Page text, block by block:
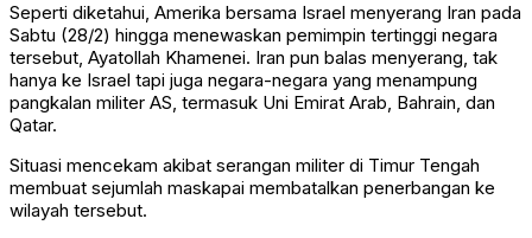
Seperti diketahui, Amerika bersama Israel menyerang Iran pada
Sabtu (28/2) hingga menewaskan pemimpin tertinggi negara
tersebut, Ayatollah Khamenei. Iran pun balas menyerang, tak
hanya ke Israel tapi juga negara-negara yang menampung
pangkalan militer AS, termasuk Uni Emirat Arab, Bahrain, dan
Qatar.
Situasi mencekam akibat serangan militer di Timur Tengah
membuat sejumlah maskapai membatalkan penerbangan ke
wilayah tersebut.